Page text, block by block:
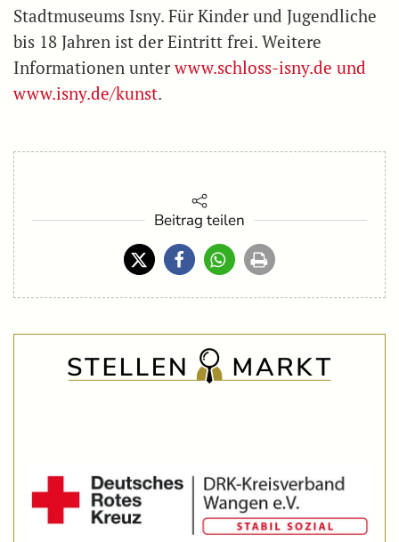
Stadtmuseums Isny. Für Kinder und Jugendliche
bis 18 Jahren ist der Eintritt frei. Weitere
Informationen unterwww.schloss-isny.de und
www.isny.de/kunst.
Beitrag teilen